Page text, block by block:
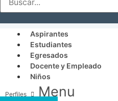
Aspirantes
Estudiantes
Egresados
Docente y Empleado
Niños
Menu